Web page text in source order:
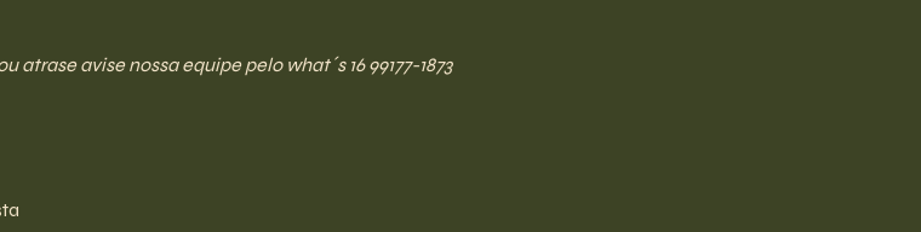
atrase avise nossa equipe pelo what´s 16 99177-1873